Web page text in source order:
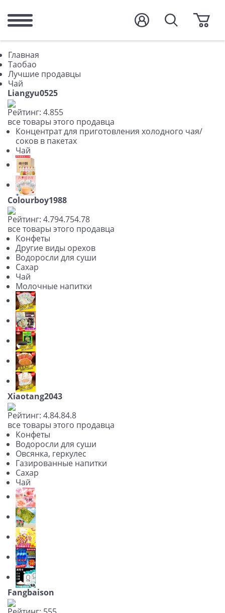
Главная
Таобао
Лучшие продавцы
Чай
Liangyu0525
Рейтинг: 4.855
все товары этого продавца
Концентрат для приготовления холодного чая/
соков в пакетах
Чай
Colourboy1988
Рейтинг: 4.794.754.78
все товары этого продавца
Конфеты
Другие виды орехов
Водоросли для суши
Сахар
Чай
Молочные напитки
Xiaotang2043
Рейтинг: 4.84.84.8
все товары этого продавца
Конфеты
Водоросли для суши
Овсянка, геркулес
Газированные напитки
Сахар
Чай
Fangbaison